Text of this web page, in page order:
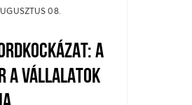
08.
A
A VÁLLALATOK